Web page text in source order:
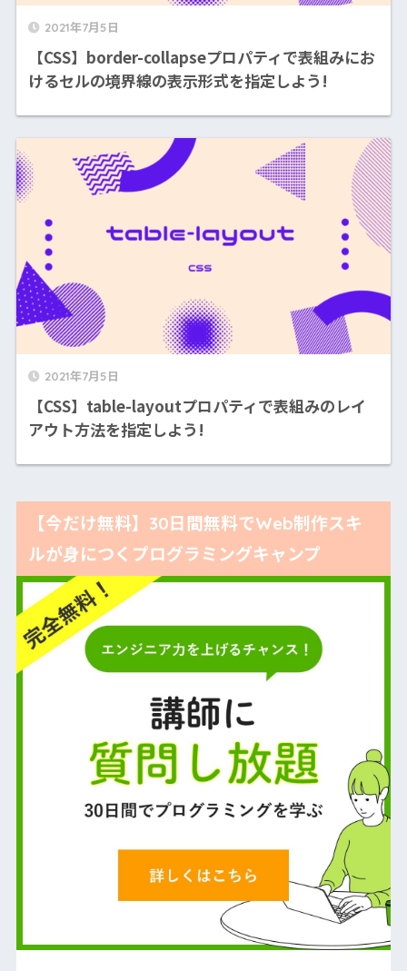
2021年7月5日
【CSS】border-collapseプロパティで表組みにお
けるセルの境界線の表示形式を指定しよう!
2021年7月5日
【CSS】table-layoutプロパティで表組みのレイ
アウト方法を指定しよう!
【今だけ無料】30日間無料でWeb制作スキ
ルが身につくプログラミングキャンプ